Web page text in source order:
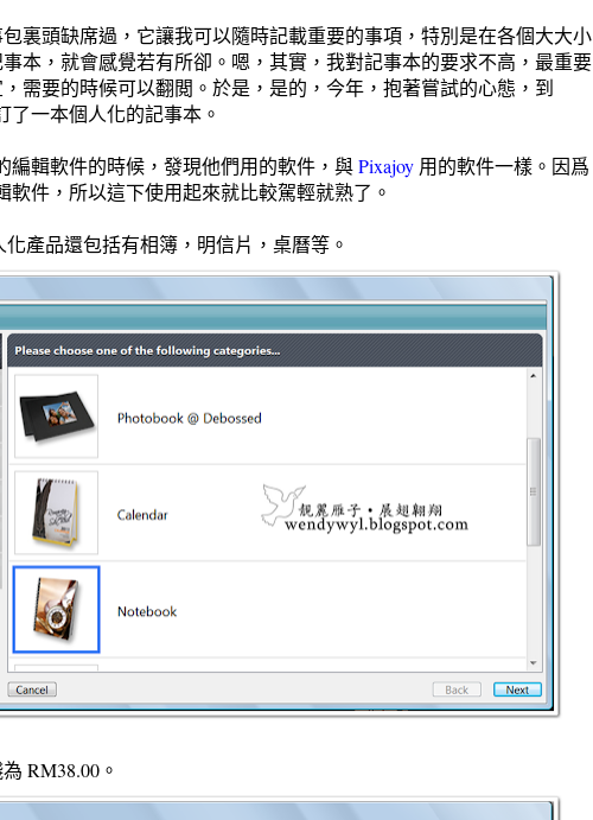
裏頭缺席過，它讓我可以隨時記載重要的事項，特別是在各個大大小
本，就會感覺若有所卻。嗯，其實，我對記事本的要求不高，最重要
需要的時候可以翻閲。於是，是的，今年，抱著嘗試的心態，到
了一本個人化的記事本。
編輯軟件的時候，發現他們用的軟件，與Pixajoy 用的軟件一樣。因爲
軟件，所以這下使用起來就比較駕輕就熟了。
產品還包括有相簿，明信片，桌曆等。
RM38.00。